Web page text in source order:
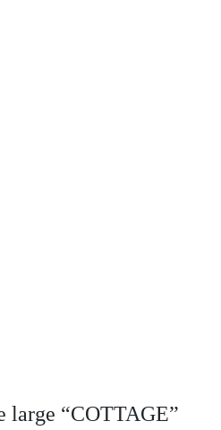
large “COTTAGE”